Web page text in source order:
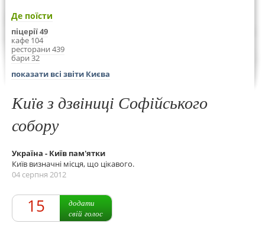
Де поїсти
піцерії 49
кафе 104
ресторани 439
бари 32
показати всі звіти Києва
Київ з дзвіниці Софійського
собору
Україна - Київ пам'ятки
Київ визначні місця, що цікавого.
04 серпня 2012
15
додати
свій голос